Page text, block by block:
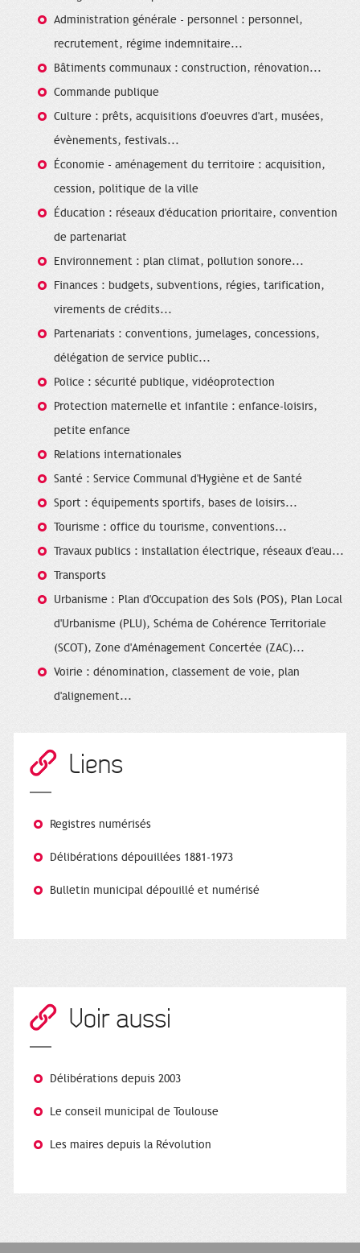
Administration générale - personnel : personnel,
recrutement, régime indemnitaire...
Bâtiments communaux : construction, rénovation...
Commande publique
Culture : prêts, acquisitions d'oeuvres d'art, musées,
évènements, festivals...
Économie - aménagement du territoire : acquisition,
cession, politique de la ville
Éducation : réseaux d'éducation prioritaire, convention
de partenariat
Environnement : plan climat, pollution sonore...
Finances : budgets, subventions, régies, tarification,
virements de crédits...
Partenariats : conventions, jumelages, concessions,
délégation de service public...
Police : sécurité publique, vidéoprotection
Protection maternelle et infantile : enfance-loisirs,
petite enfance
Relations internationales
Santé : Service Communal d'Hygiène et de Santé
Sport : équipements sportifs, bases de loisirs...
Tourisme : office du tourisme, conventions...
Travaux publics : installation électrique, réseaux d'eau...
Transports
Urbanisme : Plan d'Occupation des Sols (POS), Plan Local
d'Urbanisme (PLU), Schéma de Cohérence Territoriale
(SCOT), Zone d'Aménagement Concertée (ZAC)...
Voirie : dénomination, classement de voie, plan
d'alignement...
Liens
Registres numérisés
Délibérations dépouillées 1881-1973
Bulletin municipal dépouillé et numérisé
Voir aussi
Délibérations depuis 2003
Le conseil municipal de Toulouse
Les maires depuis la Révolution